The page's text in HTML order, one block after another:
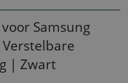
Samsung
| Zwart